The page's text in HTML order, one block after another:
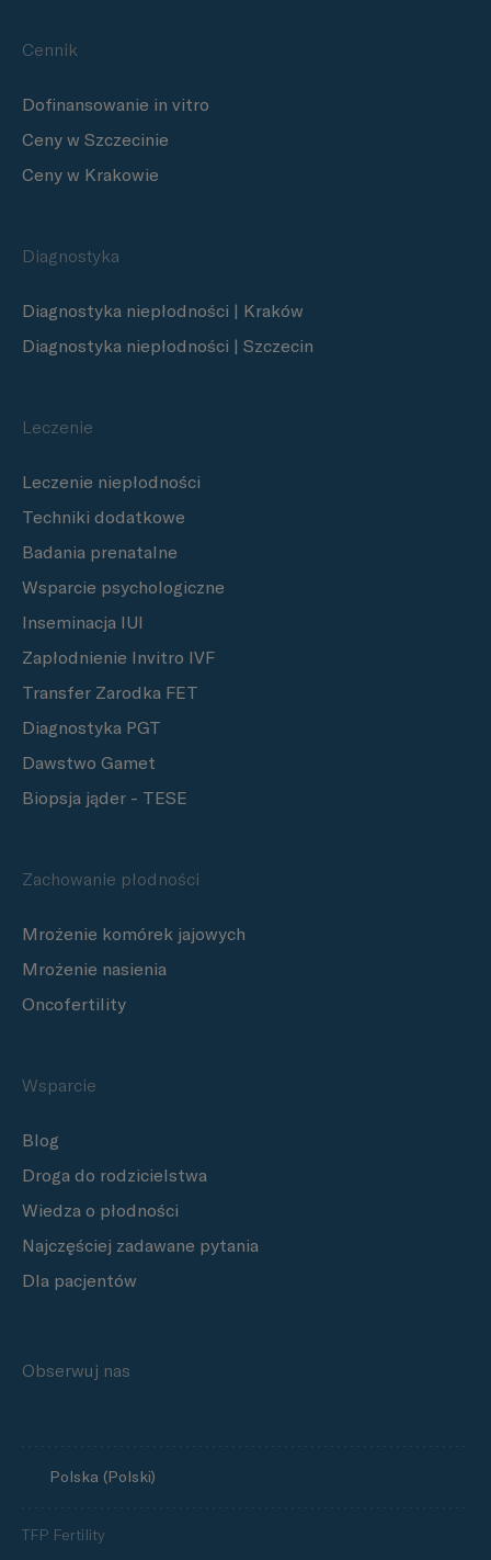
Cennik
Dofinansowanie in vitro
Ceny w Szczecinie
Ceny w Krakowie
Diagnostyka
Diagnostyka niepłodności | Kraków
Diagnostyka niepłodności | Szczecin
Leczenie
Leczenie niepłodności
Techniki dodatkowe
Badania prenatalne
Wsparcie psychologiczne
Inseminacja IUI
Zapłodnienie Invitro IVF
Transfer Zarodka FET
Diagnostyka PGT
Dawstwo Gamet
Biopsja jąder - TESE
Zachowanie płodności
Mrożenie komórek jajowych
Mrożenie nasienia
Oncofertility
Wsparcie
Blog
Droga do rodzicielstwa
Wiedza o płodności
Najczęściej zadawane pytania
Dla pacjentów
Obserwuj nas
Polska (Polski)
TFP Fertility